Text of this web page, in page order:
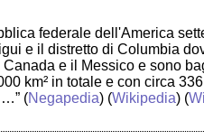
federale dell'America
e il distretto di Columbia
e il Messico e sono
km² in totale e con circa
…” (Negapedia) (Wikipedia) (